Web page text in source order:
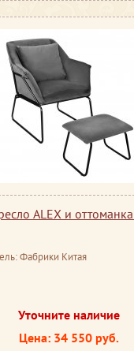
ALEX и
Фабрики Китая
Уточните наличие
Цена: 34 550 руб.